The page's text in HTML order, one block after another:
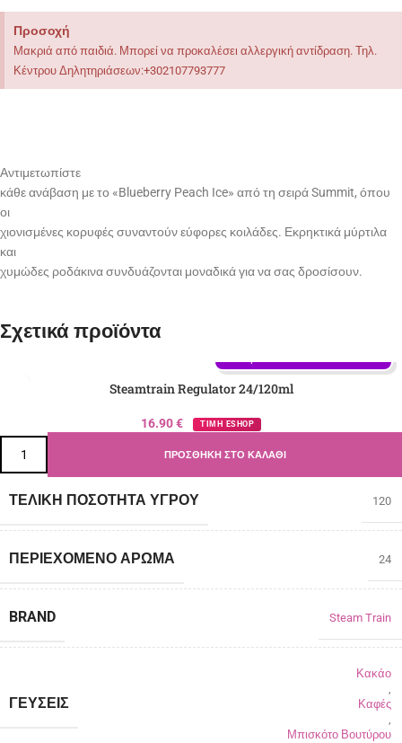
Προσοχή
Μακριά από παιδιά. Μπορεί να προκαλέσει αλλεργική αντίδραση. Τηλ.
Κέντρου Δηλητηριάσεων:+302107793777
Αντιμετωπίστε
κάθε ανάβαση με το «Blueberry Peach Ice» από τη σειρά Summit, όπου
οι
χιονισμένες κορυφές συναντούν εύφορες κοιλάδες. Εκρηκτικά μύρτιλα
και
χυμώδες ροδάκινα συνδυάζονται μοναδικά για να σας δροσίσουν.
Σχετικά προϊόντα
Steamtrain Regulator 24/120ml
16.90€ ΤΙΜΗ ESHOP
ΠΡΟΣΘΉΚΗ ΣΤΟ ΚΑΛΆΘΙ
ΤΕΛΙΚΉ ΠΟΣΌΤΗΤΑ ΥΓΡΟΎ 120
ΠΕΡΙΈΧΟΜΕΝΟ ΆΡΩΜΑ 24
BRAND Steam Train
ΓΕΎΣΕΙΣ
Κακάο
,
Καφές
,
Μπισκότο Βουτύρου